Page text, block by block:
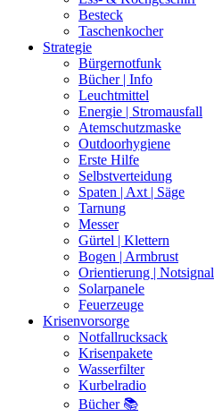
Besteck
Taschenkocher
Strategie
Bürgernotfunk
Bücher | Info
Leuchtmittel
Energie | Stromausfall
Atemschutzmaske
Outdoorhygiene
Erste Hilfe
Selbstverteidung
Spaten | Axt | Säge
Tarnung
Messer
Gürtel | Klettern
Bogen | Armbrust
Orientierung | Notsignal
Solarpanele
Feuerzeuge
Krisenvorsorge
Notfallrucksack
Krisenpakete
Wasserfilter
Kurbelradio
Bücher 📚